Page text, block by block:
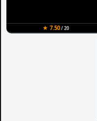
★ 7.50/ 20